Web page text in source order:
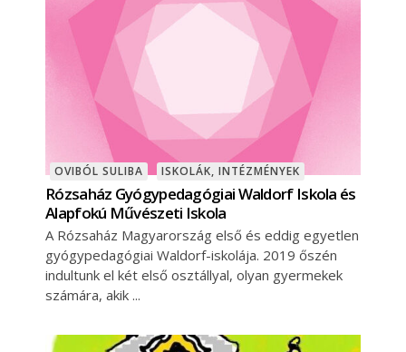
OVIBÓL SULIBA ISKOLÁK, INTÉZMÉNYEK
Rózsaház Gyógypedagógiai Waldorf Iskola és
Alapfokú Művészeti Iskola
A Rózsaház Magyarország első és eddig egyetlen
gyógypedagógiai Waldorf-iskolája. 2019 őszén
indultunk el két első osztállyal, olyan gyermekek
számára, akik